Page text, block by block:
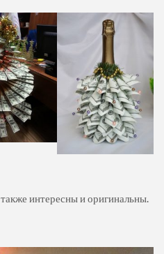
интересны и оригинальны.